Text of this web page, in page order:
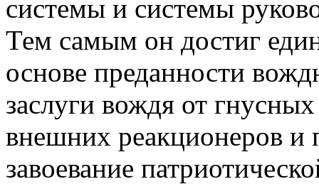
системы и системы
Тем самым он достиг
основе преданности
заслуги вождя от
внешних реакционеров и
завоевание